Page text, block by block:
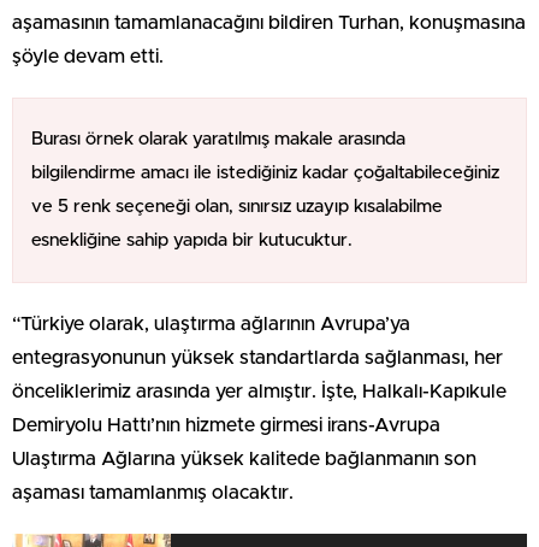
aşamasının tamamlanacağını bildiren Turhan, konuşmasına
şöyle devam etti.
Burası örnek olarak yaratılmış makale arasında
bilgilendirme amacı ile istediğiniz kadar çoğaltabileceğiniz
ve 5 renk seçeneği olan, sınırsız uzayıp kısalabilme
esnekliğine sahip yapıda bir kutucuktur.
“Türkiye olarak, ulaştırma ağlarının Avrupa’ya
entegrasyonunun yüksek standartlarda sağlanması, her
önceliklerimiz arasında yer almıştır. İşte, Halkalı-Kapıkule
Demiryolu Hattı’nın hizmete girmesi irans-Avrupa
Ulaştırma Ağlarına yüksek kalitede bağlanmanın son
aşaması tamamlanmış olacaktır.